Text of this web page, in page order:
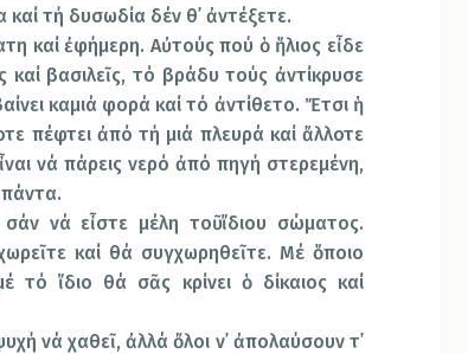
τή δυσωδία δέν θ᾿ ἀντέξετε.
καί ἐφήμερη. Αὐτούς πού ὁ ἥλιος εἶδε
βασιλεῖς, τό βράδυ τούς ἀντίκρυσε
καμιά φορά καί τό ἀντίθετο. Ἔτσι ἡ
πέφτει ἀπό τή μιά πλευρά καί ἄλλοτε
νά πάρεις νερό ἀπό πηγή στερεμένη,
νά εἶστε μέλη τοῦ ἴδιου σώματος.
καί θά συγχωρηθεῖτε. Μέ ὅποιο
τό ἴδιο θά σᾶς κρίνει ὁ δίκαιος καί
νά χαθεῖ, ἀλλά ὄλοι ν᾿ ἀπολαύσουν τ᾿